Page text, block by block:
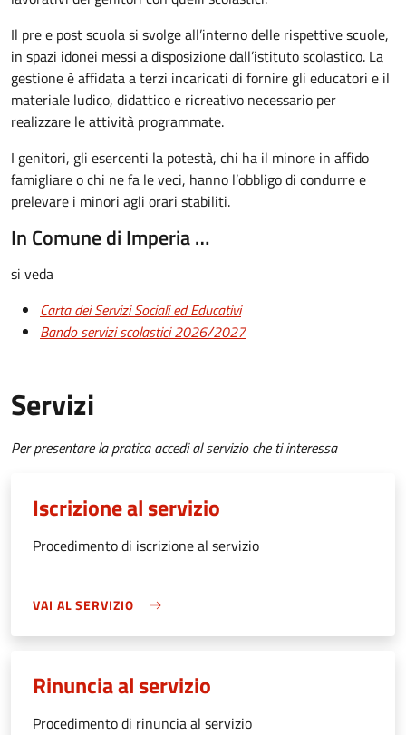
Il pre e post scuola si svolge all’interno delle rispettive scuole,
in spazi idonei messi a disposizione dall’istituto scolastico. La
gestione è affidata a terzi incaricati di fornire gli educatori e il
materiale ludico, didattico e ricreativo necessario per
realizzare le attività programmate.
I genitori, gli esercenti la potestà, chi ha il minore in affido
famigliare o chi ne fa le veci, hanno l’obbligo di condurre e
prelevare i minori agli orari stabiliti.
In Comune di Imperia …
si veda
Carta dei Servizi Sociali ed Educativi
Bando servizi scolastici 2026/2027
Servizi
Per presentare la pratica accedi al servizio che ti interessa
Iscrizione al servizio
Procedimento di iscrizione al servizio
VAI AL SERVIZIO
Rinuncia al servizio
Procedimento di rinuncia al servizio